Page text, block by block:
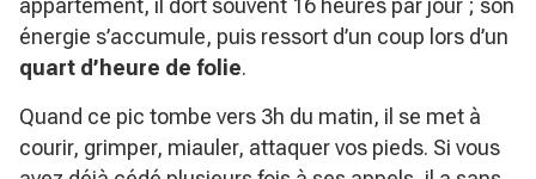
appartement, il dort souvent 16 heures par jour ; son
énergie s’accumule, puis ressort d’un coup lors d’un
quart d’heure de folie.
Quand ce pic tombe vers 3h du matin, il se met à
courir, grimper, miauler, attaquer vos pieds. Si vous